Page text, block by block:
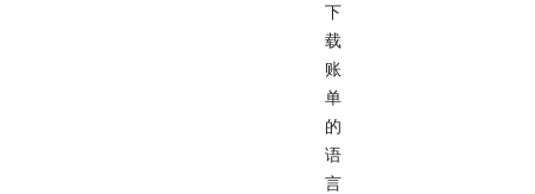
下
载
账
单
的
语
言